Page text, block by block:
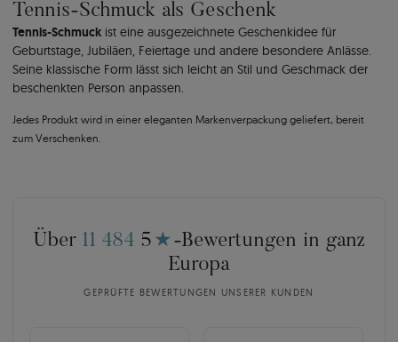
Tennis-Schmuck als Geschenk
Tennis-Schmuck ist eine ausgezeichnete Geschenkidee für
Geburtstage, Jubiläen, Feiertage und andere besondere Anlässe.
Seine klassische Form lässt sich leicht an Stil und Geschmack der
beschenkten Person anpassen.
Jedes Produkt wird in einer eleganten Markenverpackung geliefert, bereit
zum Verschenken.
Über 11 484 5 ★ -Bewertungen in ganz
Europa
GEPRÜFTE BEWERTUNGEN UNSERER KUNDEN